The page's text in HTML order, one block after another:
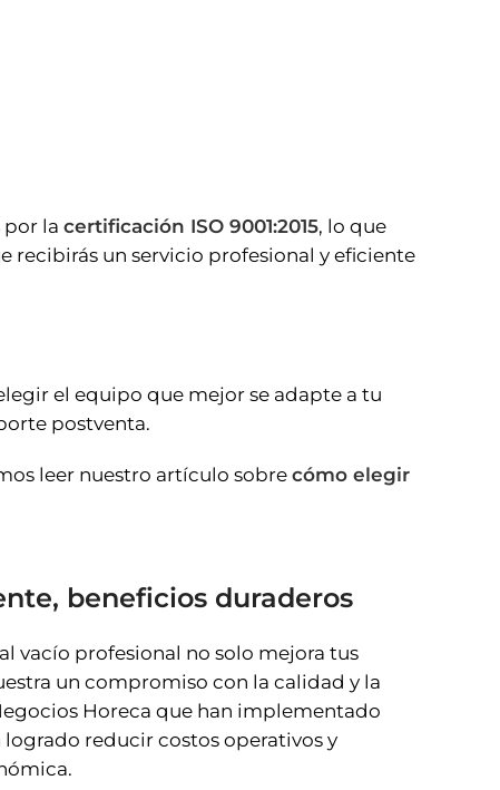
por la certificación ISO 9001:2015, lo que
recibirás un servicio profesional y eficiente
el equipo que mejor se adapte a tu
postventa.
leer nuestro artículo sobre cómo elegir
beneficios duraderos
vacío profesional no solo mejora tus
un compromiso con la calidad y la
Horeca que han implementado
reducir costos operativos y